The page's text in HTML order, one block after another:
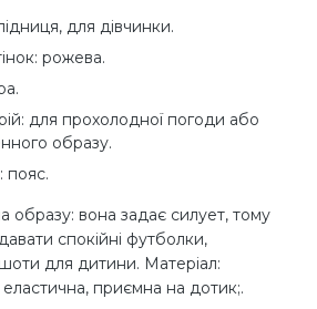
для дівчинки.
рожева.
для прохолодної погоди або
образу.
пояс.
образу: вона задає силует, тому
спокійні футболки,
для дитини. Матеріал:
приємна на дотик;.